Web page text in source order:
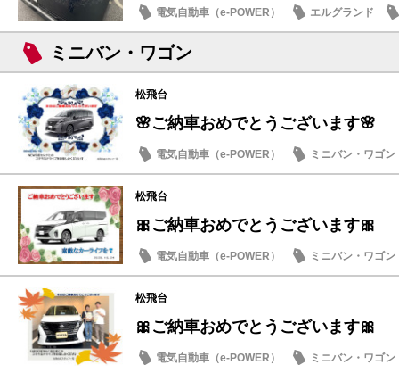
電気自動車（e-POWER）
エルグランド
日産のお店
ミニバン・ワゴン
松飛台
🌸ご納車おめでとうございます🌸
電気自動車（e-POWER）
ミニバン・ワゴン
納車式
松飛台
🎀ご納車おめでとうございます🎀
電気自動車（e-POWER）
ミニバン・ワゴン
納車式
松飛台
🎀ご納車おめでとうございます🎀
電気自動車（e-POWER）
ミニバン・ワゴン